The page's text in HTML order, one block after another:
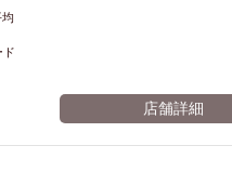
ド
店舗詳細